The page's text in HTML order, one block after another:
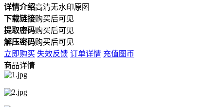
详情介绍高清无水印原图
下载链接购买后可见
提取密码购买后可见
解压密码购买后可见
立即购买 失效反馈 订单详情 充值图币
商品详情